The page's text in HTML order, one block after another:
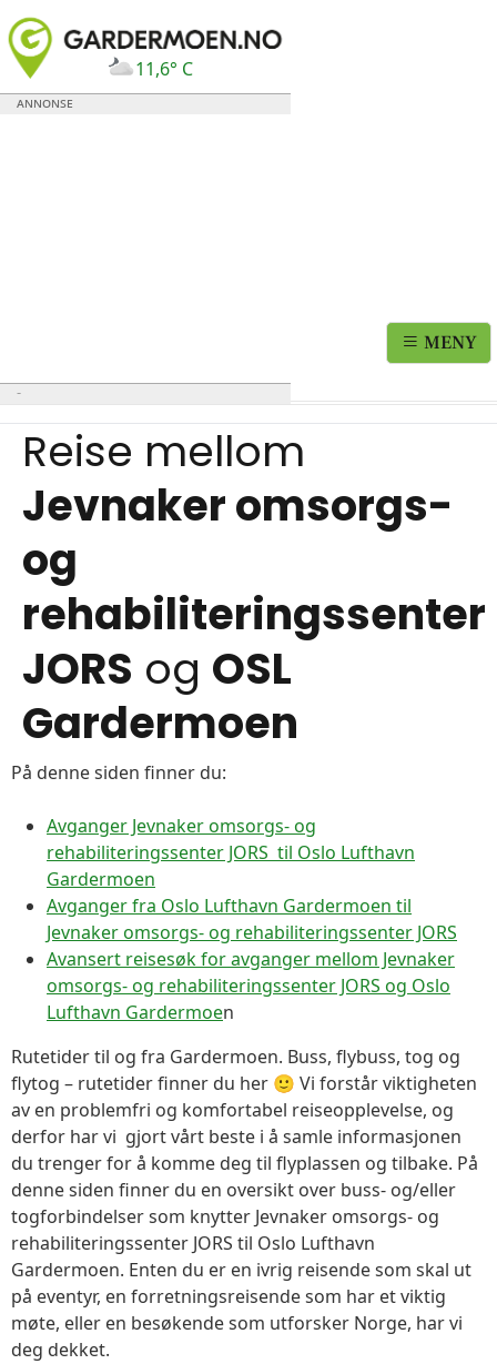
11,6° C
MENY
Reise mellom
Jevnaker omsorgs-
og
rehabiliteringssenter
JORS og OSL
Gardermoen
På denne siden finner du:
Avganger Jevnaker omsorgs- og
rehabiliteringssenter JORS til Oslo Lufthavn
Gardermoen
Avganger fra Oslo Lufthavn Gardermoen til
Jevnaker omsorgs- og rehabiliteringssenter JORS
Avansert reisesøk for avganger mellom Jevnaker
omsorgs- og rehabiliteringssenter JORS og Oslo
Lufthavn Gardermoen
Rutetider til og fra Gardermoen. Buss, flybuss, tog og
flytog – rutetider finner du her 🙂 Vi forstår viktigheten
av en problemfri og komfortabel reiseopplevelse, og
derfor har vi gjort vårt beste i å samle informasjonen
du trenger for å komme deg til flyplassen og tilbake. På
denne siden finner du en oversikt over buss- og/eller
togforbindelser som knytter Jevnaker omsorgs- og
rehabiliteringssenter JORS til Oslo Lufthavn
Gardermoen. Enten du er en ivrig reisende som skal ut
på eventyr, en forretningsreisende som har et viktig
møte, eller en besøkende som utforsker Norge, har vi
deg dekket.